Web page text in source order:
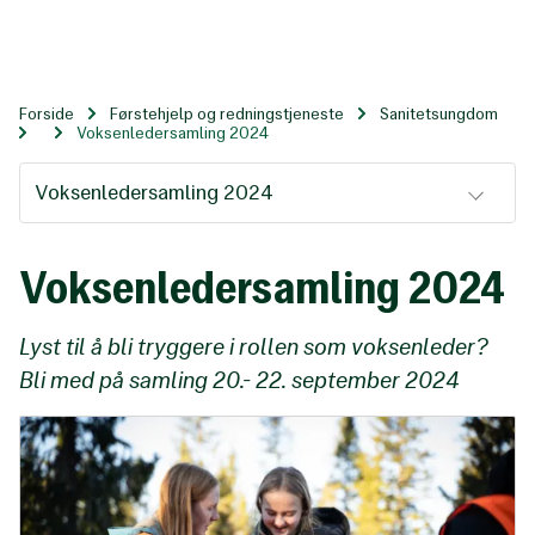
Forside Førstehjelp og redningstjeneste
Sanitetsungdom
Voksenledersamling 2024
Voksenledersamling 2024
Voksenledersamling 2024
Lyst til å bli tryggere i rollen som voksenleder?
Bli med på samling 20.- 22. september 2024